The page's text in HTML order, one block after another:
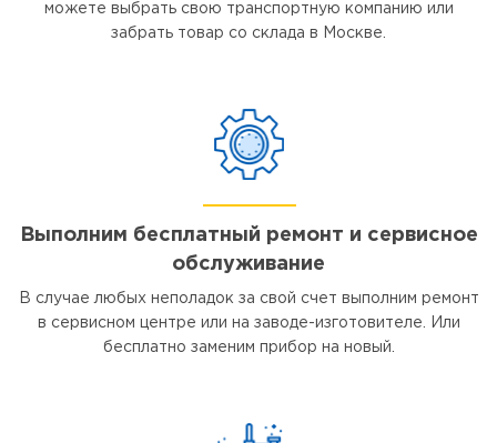
можете выбрать свою транспортную компанию или
забрать товар со склада в Москве.
Выполним бесплатный ремонт и сервисное
обслуживание
В случае любых неполадок за свой счет выполним ремонт
в сервисном центре или на заводе-изготовителе. Или
бесплатно заменим прибор на новый.